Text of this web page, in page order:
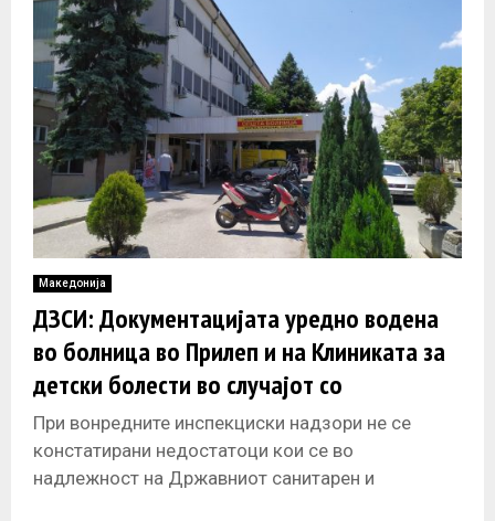
Македонија
ДЗСИ: Документацијата уредно водена
во болница во Прилеп и на Клиниката за
детски болести во случајот со
починатото новороденче
При вонредните инспекциски надзори не се
констатирани недостатоци кои се во
надлежност на Државниот санитарен и